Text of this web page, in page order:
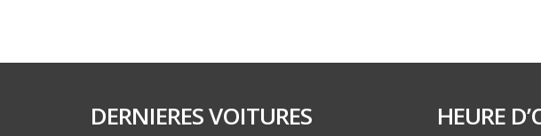
DERNIERES VOITURES HEURE